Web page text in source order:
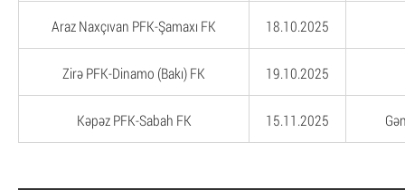
Araz Naxçıvan PFK-Şamaxı FK 18.10.2025
Zirə PFK-Dinamo (Bakı) FK 19.10.2025
Kəpəz PFK-Sabah FK 15.11.2025